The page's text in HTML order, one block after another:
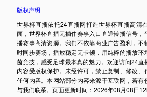
版权声明
世界杯直播依托24直播网打造世界杯直播高清
面，世界杯直播无插件赛事入口直通转播信号，
播赛事高清资源。我们不依靠商业广告盈利，不
时同步赛场，播放稳定无卡顿，用纯粹的播放环
茵竞技，感受足球最本真的魅力。欢迎访问24直
内容受版权保护。未经许可，禁止复制、修改、
任何内容。本网站部分内容来源于互联网，若有
与我们联系。页面更新时间：2026年08月08日